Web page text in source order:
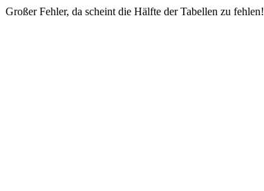
Großer Fehler, da scheint die Hälfte der Tabellen zu fehlen!